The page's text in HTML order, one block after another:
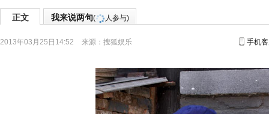
正文 我来说两句( 人参与)
2013年03月25日14:52 来源： 搜狐娱乐 手机